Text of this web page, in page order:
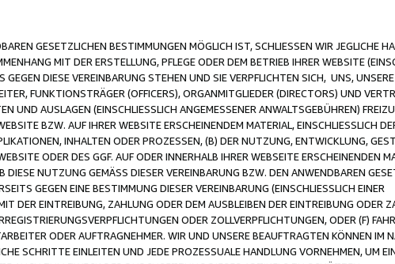
GESETZLICHEN BESTIMMUNGEN MÖGLICH IST, SCHLIESSEN WIR JEGLICHE
MIT DER ERSTELLUNG, PFLEGE ODER DEM BETRIEB IHRER WEBSITE
DIESE VEREINBARUNG STEHEN UND SIE VERPFLICHTEN SICH, UNS,
FUNKTIONSTRÄGER (OFFICERS), ORGANMITGLIEDER (DIRECTORS) UND
UND AUSLAGEN (EINSCHLIESSLICH ANGEMESSENER ANWALTSGEBÜHREN)
BZW. AUF IHRER WEBSITE ERSCHEINENDEM MATERIAL, EINSCHLIESSLICH
INHALTEN ODER PROZESSEN, (B) DER NUTZUNG, ENTWICKLUNG,
ODER DES GGF. AUF ODER INNERHALB IHRER WEBSEITE ERSCHEINENDEN
NUTZUNG GEMÄSS DIESER VEREINBARUNG BZW. DEN ANWENDBAREN
GEGEN EINE BESTIMMUNG DIESER VEREINBARUNG (EINSCHLIESSLICH EINER
DER EINTREIBUNG, ZAHLUNG ODER DEM AUSBLEIBEN DER EINTREIBUNG ODER
ODER ZOLLVERPFLICHTUNGEN, ODER (F)
ODER AUFTRAGNEHMER. WIR UND UNSERE BEAUFTRAGTEN KÖNNEN IM
SCHRITTE EINLEITEN UND JEDE PROZESSUALE HANDLUNG VORNEHMEN, UM